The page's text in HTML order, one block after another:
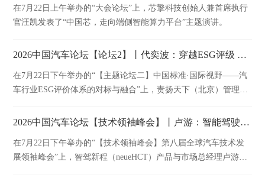
在7月22日上午举办的“大会论坛”上，芯擎科技创始人兼首席执行
官汪凯发表了“中国芯，走向端侧智能算力平台”主题演讲。
2026中国汽车论坛【论坛2】丨代奕波：穿越ESG评级 释放ESG管理价值
在7月22日下午举办的“【主题论坛二】中国标准·国际视野——汽
车行业ESG评价体系的对标与融合”上，责扬天下（北京）管理顾
2026中国汽车论坛【技术领袖峰会】丨卢游：智能驾驶赋能国际化车企
在7月22日下午举办的“【技术领袖峰会】第八届全球汽车技术发
展领袖峰会”上，智驾新程（neueHCT）产品与市场总经理卢游发